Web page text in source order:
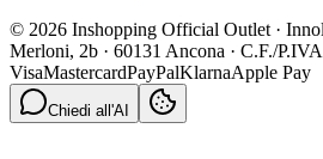
© 2026 Inshopping Official Outlet ·
Merloni, 2b · 60131 Ancona · C.F./
VisaMastercardPayPalKlarnaApple Pay
Chiedi all'AI